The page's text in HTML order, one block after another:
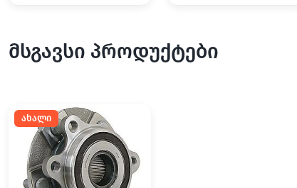
მსგავსი პროდუქტები
ახალი